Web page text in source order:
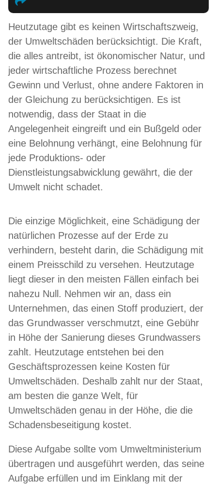
Heutzutage gibt es keinen Wirtschaftszweig,
der Umweltschäden berücksichtigt. Die Kraft,
die alles antreibt, ist ökonomischer Natur, und
jeder wirtschaftliche Prozess berechnet
Gewinn und Verlust, ohne andere Faktoren in
der Gleichung zu berücksichtigen. Es ist
notwendig, dass der Staat in die
Angelegenheit eingreift und ein Bußgeld oder
eine Belohnung verhängt, eine Belohnung für
jede Produktions- oder
Dienstleistungsabwicklung gewährt, die der
Umwelt nicht schadet.
Die einzige Möglichkeit, eine Schädigung der
natürlichen Prozesse auf der Erde zu
verhindern, besteht darin, die Schädigung mit
einem Preisschild zu versehen. Heutzutage
liegt dieser in den meisten Fällen einfach bei
nahezu Null. Nehmen wir an, dass ein
Unternehmen, das einen Stoff produziert, der
das Grundwasser verschmutzt, eine Gebühr
in Höhe der Sanierung dieses Grundwassers
zahlt. Heutzutage entstehen bei den
Geschäftsprozessen keine Kosten für
Umweltschäden. Deshalb zahlt nur der Staat,
am besten die ganze Welt, für
Umweltschäden genau in der Höhe, die die
Schadensbeseitigung kostet.
Diese Aufgabe sollte vom Umweltministerium
übertragen und ausgeführt werden, das seine
Aufgabe erfüllen und im Einklang mit der